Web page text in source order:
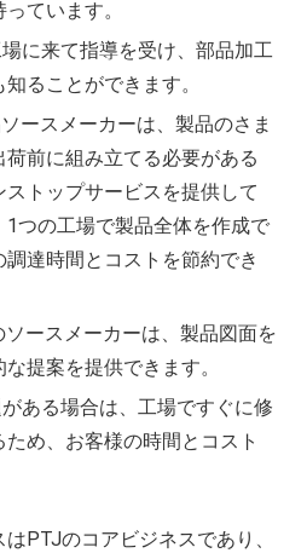
ています。
に来て指導を受け、部品加工
ることができます。
ースメーカーは、製品のさま
前に組み立てる必要がある
トップサービスを提供して
つの工場で製品全体を作成で
達時間とコストを節約でき
ソースメーカーは、製品図面を
提案を提供できます。
ある場合は、工場ですぐに修
め、お客様の時間とコスト
PTJのコアビジネスであり、